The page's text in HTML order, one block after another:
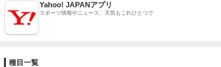
Yahoo! JAPANアプリ
スポーツ情報やニュース、天気もこれひとつで
種目一覧